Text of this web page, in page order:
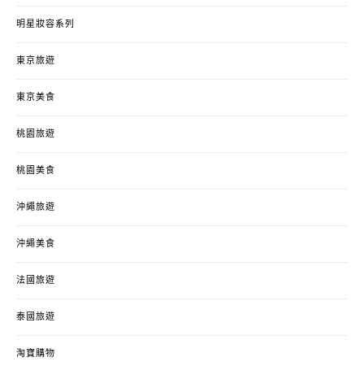
明星妝容系列
東京旅遊
東京美食
桃園旅遊
桃園美食
沖繩旅遊
沖繩美食
法國旅遊
泰國旅遊
淘寶購物